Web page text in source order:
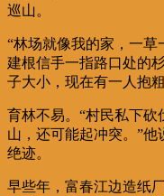
巡山。
“林场就像我的家，一草
建根信手一指路口处的
子大小，现在有一人抱
育林不易。“村民私下
山，还可能起冲突。”
绝迹。
早些年，富春江边造纸